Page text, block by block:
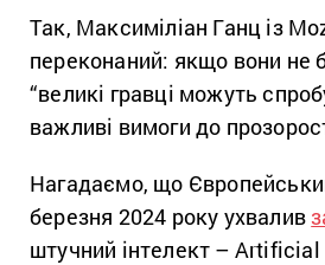
Так, Максиміліан Ганц із
переконаний: якщо вони не
“великі гравці можуть
важливі вимоги до
Нагадаємо, що
березня 2024 року ухвалив
штучний інтелект –